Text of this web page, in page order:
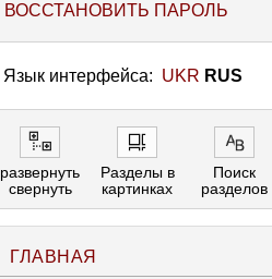
ВОССТАНОВИТЬ ПАРОЛЬ
Язык интерфейса: UKR RUS
развернуть
свернуть
Разделы в
картинках
Поиск
разделов
ГЛАВНАЯ